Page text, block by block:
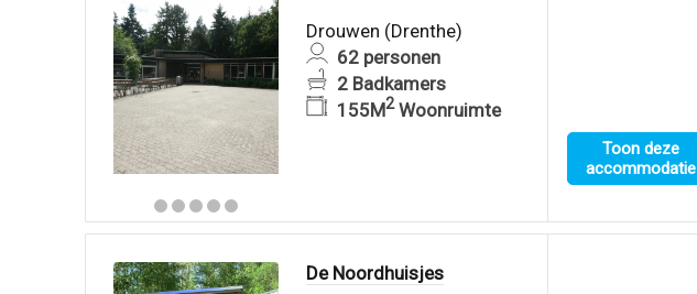
Drouwen (Drenthe)
62 personen
2 Badkamers
155M2Woonruimte
Toon deze
accommodatie
De Noordhuisjes